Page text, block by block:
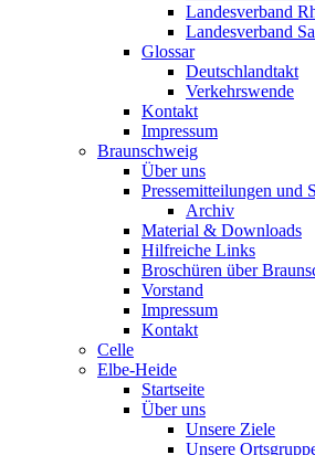
Landesverband
Landesverband
Glossar
Deutschlandtakt
Verkehrswende
Kontakt
Impressum
Braunschweig
Über uns
Pressemitteilungen und
Archiv
Material & Downloads
Hilfreiche Links
Broschüren über
Vorstand
Impressum
Kontakt
Celle
Elbe-Heide
Startseite
Über uns
Unsere Ziele
Unsere